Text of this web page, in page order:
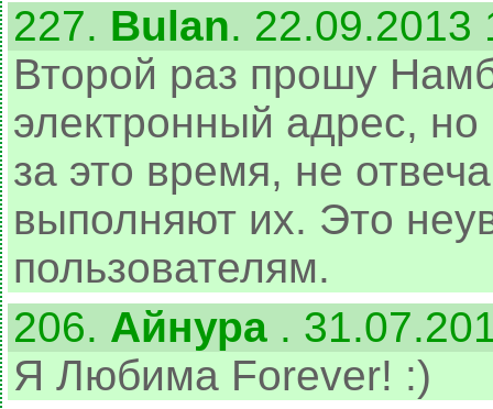
227. Bulan. 22.09.2013
Второй раз прошу
электронный адрес, но
за это время, не
выполняют их. Это
пользователям.
206. Айнура .
Я Любима Forever! :)